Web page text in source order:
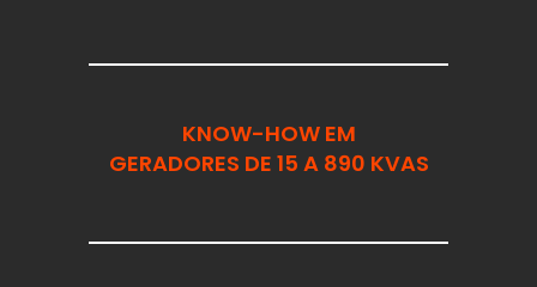
KNOW-HOW EM
GERADORES DE 15 A 890 KVAS